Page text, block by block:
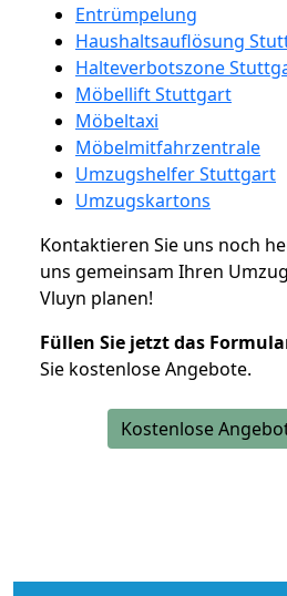
Entrümpelung
Haushaltsauflösung
Halteverbotszone
Möbellift Stuttgart
Möbeltaxi
Möbelmitfahrzentrale
Umzugshelfer Stuttgart
Umzugskartons
Kontaktieren Sie uns noch
uns gemeinsam Ihren
Vluyn planen!
Füllen Sie jetzt das
Sie kostenlose Angebote.
Kostenlose